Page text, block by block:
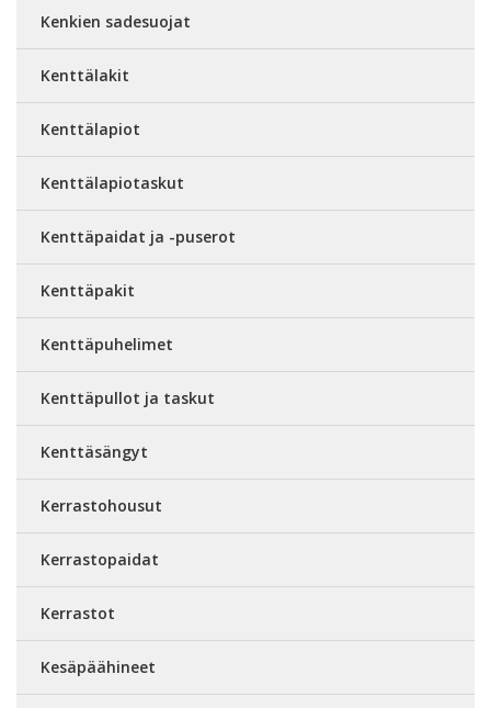
Kenkien sadesuojat
Kenttälakit
Kenttälapiot
Kenttälapiotaskut
Kenttäpaidat ja -puserot
Kenttäpakit
Kenttäpuhelimet
Kenttäpullot ja taskut
Kenttäsängyt
Kerrastohousut
Kerrastopaidat
Kerrastot
Kesäpäähineet